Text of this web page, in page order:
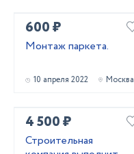
600 ₽
Монтаж паркета.
10 апреля 2022 Москва
4 500 ₽
Строительная